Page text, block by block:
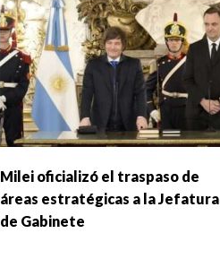
Milei oficializó el traspaso de
áreas estratégicas a la Jefatura
de Gabinete